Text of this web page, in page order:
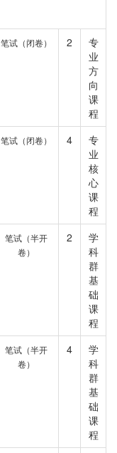
笔试（闭卷） 2
专
业
方
向
课
程
笔试（闭卷） 4
专
业
核
心
课
程
笔试（半开
卷）
2
学
科
群
基
础
课
程
笔试（半开
卷）
4
学
科
群
基
础
课
程